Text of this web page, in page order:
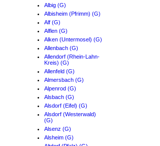
Albig (G)
Albisheim (Pfrimm) (G)
Alf (G)
Alflen (G)
Alken (Untermosel) (G)
Allenbach (G)
Allendorf (Rhein-Lahn-
Kreis) (G)
Allenfeld (G)
Almersbach (G)
Alpenrod (G)
Alsbach (G)
Alsdorf (Eifel) (G)
Alsdorf (Westerwald)
(G)
Alsenz (G)
Alsheim (G)